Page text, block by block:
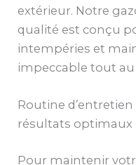
extérieur. Notre
qualité est conçu
intempéries et
impeccable tout au
Routine
résultats optimaux
Pour maintenir